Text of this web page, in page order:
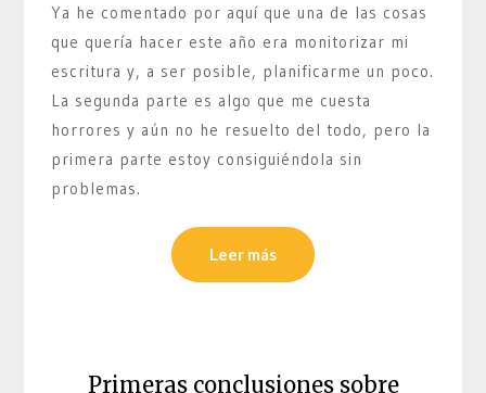
Ya he comentado por aquí que una de las cosas
que quería hacer este año era monitorizar mi
escritura y, a ser posible, planificarme un poco.
La segunda parte es algo que me cuesta
horrores y aún no he resuelto del todo, pero la
primera parte estoy consiguiéndola sin
problemas.
Leer más
Primeras conclusiones sobre